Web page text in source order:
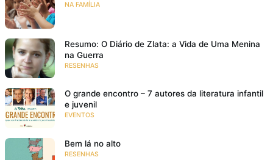
NA FAMÍLIA
Resumo: O Diário de Zlata: a Vida de Uma Menina
na Guerra
RESENHAS
O grande encontro – 7 autores da literatura infantil
e juvenil
EVENTOS
Bem lá no alto
RESENHAS